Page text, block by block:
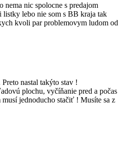
nema nic spolocne s predajom
listky lebo nie som s BB kraja tak
kvoli par problemovym ludom od
nastal takýto stav !
plochu, vyčíňanie pred a počas
musí jednoducho stačiť ! Musíte sa z